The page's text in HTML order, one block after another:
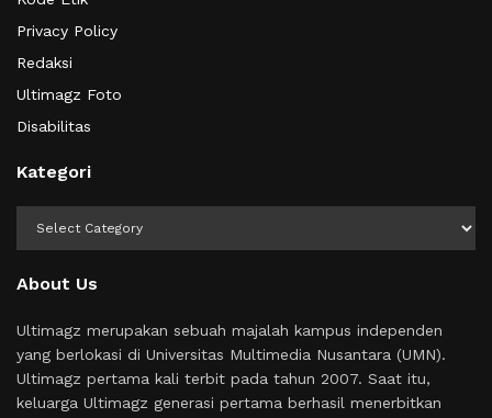
Privacy Policy
Redaksi
Ultimagz Foto
Disabilitas
Kategori
About Us
Ultimagz merupakan sebuah majalah kampus independen
yang berlokasi di Universitas Multimedia Nusantara (UMN).
Ultimagz pertama kali terbit pada tahun 2007. Saat itu,
keluarga Ultimagz generasi pertama berhasil menerbitkan